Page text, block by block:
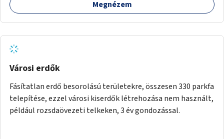
Megnézem
Városi erdők
Fásítatlan erdő besorolású területekre, összesen 330 parkfa
telepítése, ezzel városi kiserdők létrehozása nem használt,
például rozsdaövezeti telkeken, 3 év gondozással.